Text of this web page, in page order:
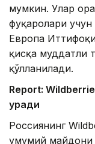
мумкин. Улар
фуқаролари
Европа
қисқа муддатли
қўлланилади.
Report:
қуради
Россиянинг
умумий майдони